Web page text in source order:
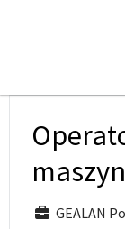
maszyn
GEALAN